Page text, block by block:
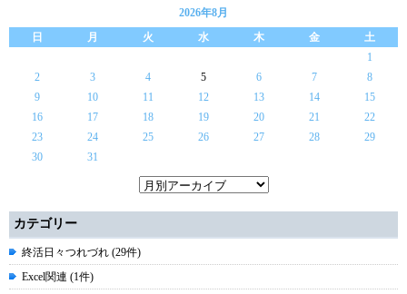
2026年8月
日
月 火 水 木 金
土
1
2
3 4 5 6 7
8
9
10 11 12 13 14
15
16
17 18 19 20 21
22
23
24 25 26 27 28
29
30
31
カテゴリー
終活日々つれづれ (29件)
Excel関連 (1件)